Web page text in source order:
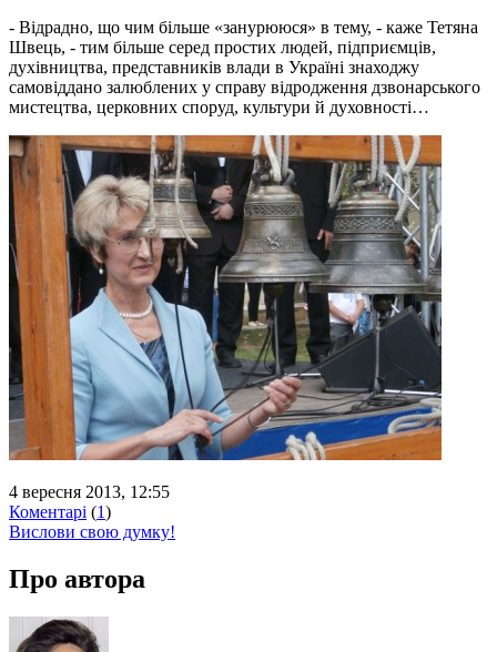
- Відрадно, що чим більше «занурююся» в тему, - каже Тетяна
Швець, - тим більше серед простих людей, підприємців,
духівництва, представників влади в Україні знаходжу
самовіддано залюблених у справу відродження дзвонарського
мистецтва, церковних споруд, культури й духовності…
4 вересня 2013, 12:55
Коментарі (1)
Вислови свою думку!
Про автора